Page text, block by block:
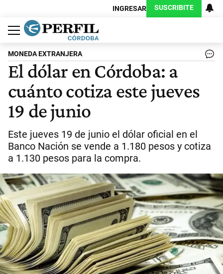
INGRESAR SUSCRIBITE
Política
Economía
Judiciales
Sociedad
Cultura
Espectáculos
Deportes
Protagonistas
MONEDA EXTRANJERA
El dólar en Córdoba: a
cuánto cotiza este jueves
19 de junio
Este jueves 19 de junio el dólar oficial en el
Banco Nación se vende a 1.180 pesos y cotiza
a 1.130 pesos para la compra.